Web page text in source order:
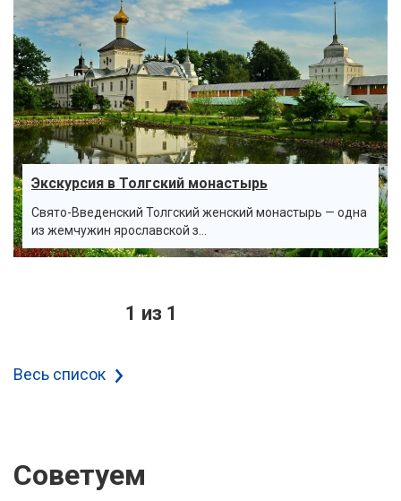
Экскурсия в Толгский монастырь
Свято-Введенский Толгский женский монастырь — одна
из жемчужин ярославской з...
1 из 1
Весь список
Советуем